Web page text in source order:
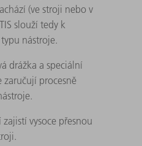
(ve stroji nebo v
slouží tedy k
nástroje.
drážka a speciální
zaručují procesně
vysoce přesnou